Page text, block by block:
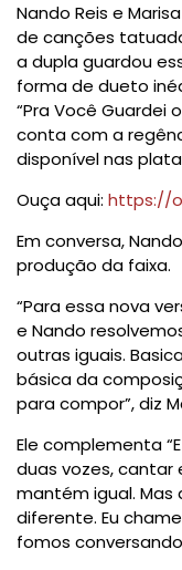
Nando Reis e
de canções
a dupla guardou
forma de dueto
“Pra Você Guardei
conta com a
disponível nas
Ouça aqui: https://
Em conversa,
produção da faixa.
“Para essa nova
e Nando
outras iguais.
básica da
para compor”, diz
Ele complementa
duas vozes, cantar
mantém igual.
diferente. Eu
fomos